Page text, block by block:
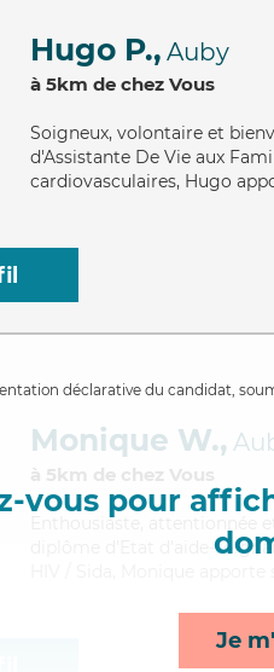
Hugo P., Auby
à 5km de chez Vous
Soigneux, volontaire et
d'Assistante De Vie aux
cardiovasculaires, Hugo
déclarative du candidat,
vous pour
Je
Monique W.,
à 5km de chez Vous
Enthousiaste
, attentionnée
diplôme d'Etat d'aide-